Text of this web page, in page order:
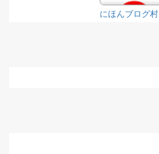
にほんブログ村